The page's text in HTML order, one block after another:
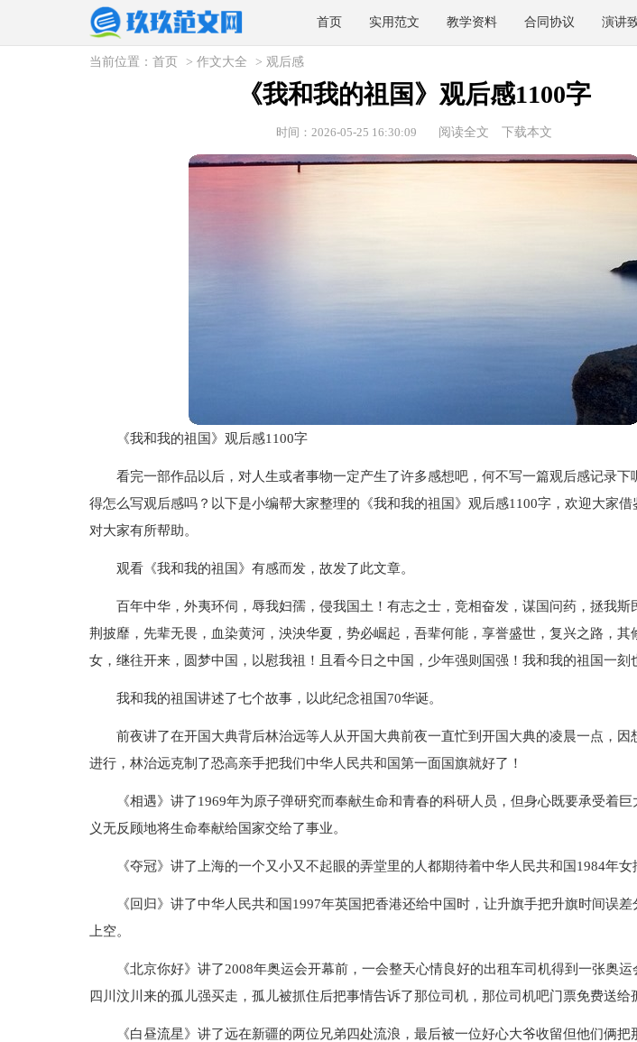
首页 实用范文 教学资料 合同协议 演讲
当前位置： 首页 > 作文大全 > 观后感
《我和我的祖国》观后感1100字
时间：2026-05-25 16:30:09 阅读全文 下载本文
《我和我的祖国》观后感1100字
看完一部作品以后，对人生或者事物一定产生了许多感想吧，何不写一篇观后感记录下
得怎么写观后感吗？以下是小编帮大家整理的《我和我的祖国》观后感1100字，欢迎大家借
对大家有所帮助。
观看《我和我的祖国》有感而发，故发了此文章。
百年中华，外夷环伺，辱我妇孺，侵我国土！有志之士，竞相奋发，谋国问药，拯我斯
荆披靡，先辈无畏，血染黄河，泱泱华夏，势必崛起，吾辈何能，享誉盛世，复兴之路，其
女，继往开来，圆梦中国，以慰我祖！且看今日之中国，少年强则国强！我和我的祖国一刻
我和我的祖国讲述了七个故事，以此纪念祖国70华诞。
前夜讲了在开国大典背后林治远等人从开国大典前夜一直忙到开国大典的凌晨一点，因
进行，林治远克制了恐高亲手把我们中华人民共和国第一面国旗就好了！
《相遇》讲了1969年为原子弹研究而奉献生命和青春的科研人员，但身心既要承受着
义无反顾地将生命奉献给国家交给了事业。
《夺冠》讲了上海的一个又小又不起眼的弄堂里的人都期待着中华人民共和国1984年女
《回归》讲了中华人民共和国1997年英国把香港还给中国时，让升旗手把升旗时间误
上空。
《北京你好》讲了2008年奥运会开幕前，一会整天心情良好的出租车司机得到一张奥
四川汶川来的孤儿强买走，孤儿被抓住后把事情告诉了那位司机，那位司机吧门票免费送给
《白昼流星》讲了远在新疆的两位兄弟四处流浪，最后被一位好心大爷收留但他们俩把